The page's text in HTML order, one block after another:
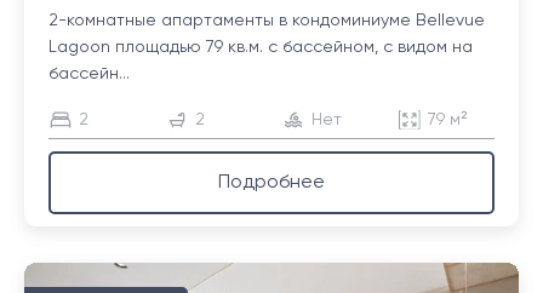
2-комнатные апартаменты в кондоминиуме Bellevue
Lagoon площадью 79 кв.м. с бассейном, с видом на
бассейн...
2 2 Нет 79 м²
Подробнее